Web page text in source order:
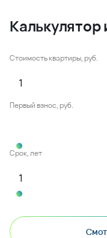
Калькулятор
Стоимость квартиры, руб.
Первый взнос, руб.
Срок, лет